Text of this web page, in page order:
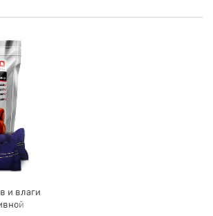
и влаги